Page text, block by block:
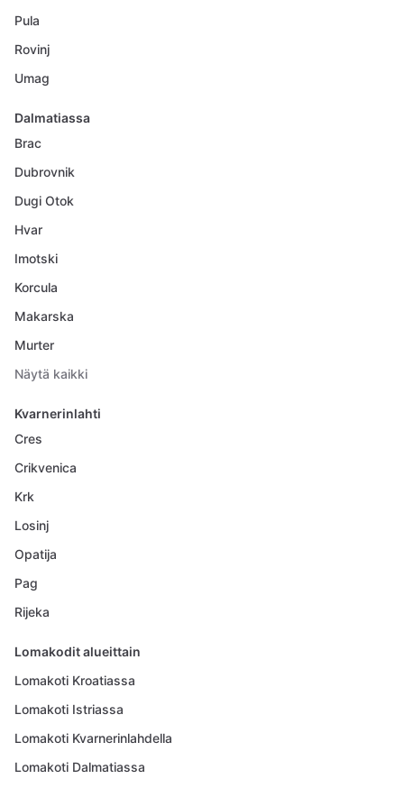
Pula
Rovinj
Umag
Dalmatiassa
Brac
Dubrovnik
Dugi Otok
Hvar
Imotski
Korcula
Makarska
Murter
Näytä kaikki
Kvarnerinlahti
Cres
Crikvenica
Krk
Losinj
Opatija
Pag
Rijeka
Lomakodit alueittain
Lomakoti Kroatiassa
Lomakoti Istriassa
Lomakoti Kvarnerinlahdella
Lomakoti Dalmatiassa